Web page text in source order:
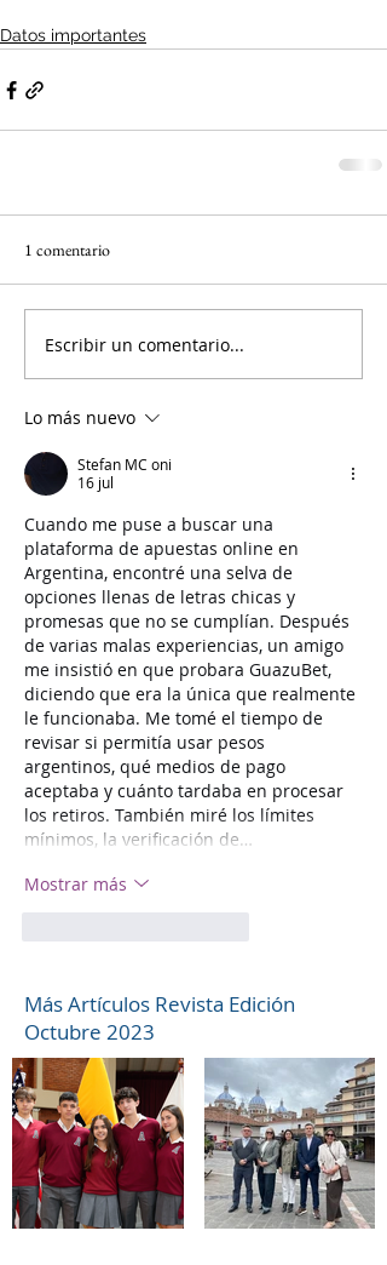
Datos importantes
1 comentario
Escribir un comentario...
Lo más nuevo
Stefan MC oni
16 jul
Cuando me puse a buscar una
plataforma de apuestas online en
Argentina, encontré una selva de
opciones llenas de letras chicas y
promesas que no se cumplían. Después
de varias malas experiencias, un amigo
me insistió en que probara GuazuBet,
diciendo que era la única que realmente
le funcionaba. Me tomé el tiempo de
revisar si permitía usar pesos
argentinos, qué medios de pago
aceptaba y cuánto tardaba en procesar
los retiros. También miré los límites
mínimos, la verificación de…
Mostrar más
Más Artículos Revista Edición
Octubre 2023